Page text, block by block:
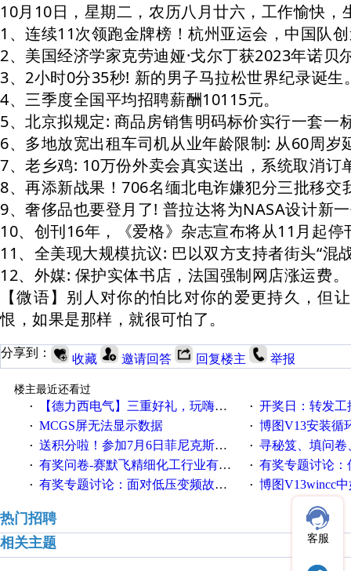
10月10日，星期二，农历八月廿六，工作愉快，
1、连续11次领跑金牌榜！杭州亚运会，中国队创
2、美国经济学家克劳迪娅·戈尔丁获2023年诺贝
3、2小时0分35秒! 新的男子马拉松世界纪录诞生
4、三季度全国平均招聘薪酬10115元。
5、北京拟规定: 商品房销售明码标价实行一套一
6、多地放宽出租车司机从业年龄限制: 从60周岁
7、老乡鸡: 10万份外卖会真实送出，系统取消订
8、再添新战果！706名缅北电诈嫌犯分三批移交
9、奢侈品也要登月了! 普拉达将为NASA设计新
10、创刊16年，《爱格》杂志宣布将从11月起停
11、全美现大规模抗议: 巴以双方支持者街头“混
12、外媒: 保护实体书店，法国强制网店涨运费。
【微语】别人对你的怕比对你的爱更持久，但
恨，如果是那样，就很可怕了。
分享到： 收藏 邀请回答 回复楼主 举报
楼主最近还看过
·
【德力西电气】三重好礼，玩嗨夏日！ · 开奖日：转发工控速派
· MCGS屏无法显示数据 · 博图V13安装循环重启
· 送积分啦！参加7月6日菲尼克斯在线研讨会即得 · 寻秘笈、填问卷
· 有奖问卷-赛默飞精细化工行业有奖调查来袭！ · 有奖专题讨论：伺服选择
· 有奖专题讨论：面对低压变频故障，老手是这样解决的！ · 博图V13wincc中如何
热门招聘
相关主题
客服